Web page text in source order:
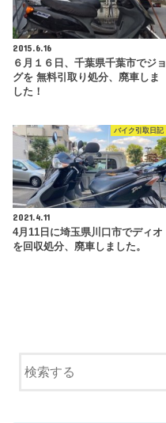
2015.6.16
６月１６日、千葉県千葉市でジョ
グを 無料引取り処分、廃車しま
した！
バイク引取日記
2021.4.11
4月11日に埼玉県川口市でディオ
を回収処分、廃車しました。